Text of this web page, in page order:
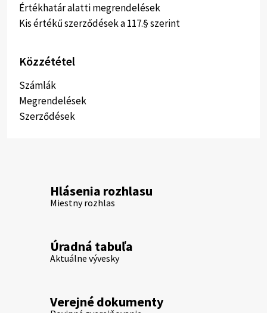
Értékhatár alatti megrendelések
Kis értékű szerződések a 117.§ szerint
Közzététel
Számlák
Megrendelések
Szerződések
Hlásenia rozhlasu
Miestny rozhlas
Úradná tabuľa
Aktuálne vývesky
Verejné dokumenty